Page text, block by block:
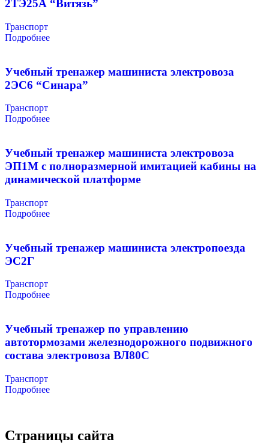
2ТЭ25А “Витязь”
Транспорт
Подробнее
Учебный тренажер машиниста электровоза
2ЭС6 “Синара”
Транспорт
Подробнее
Учебный тренажер машиниста электровоза
ЭП1М с полноразмерной имитацией кабины на
динамической платформе
Транспорт
Подробнее
Учебный тренажер машиниста электропоезда
ЭС2Г
Транспорт
Подробнее
Учебный тренажер по управлению
автотормозами железнодорожного подвижного
состава электровоза ВЛ80С
Транспорт
Подробнее
Страницы сайта